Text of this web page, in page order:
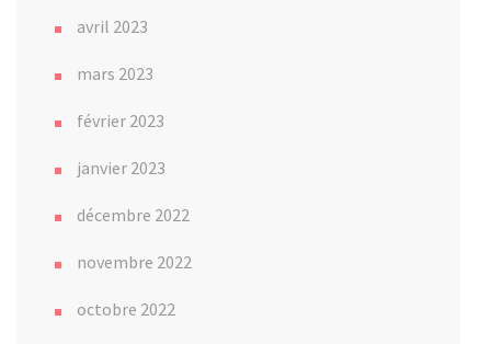
avril 2023
mars 2023
février 2023
janvier 2023
décembre 2022
novembre 2022
octobre 2022